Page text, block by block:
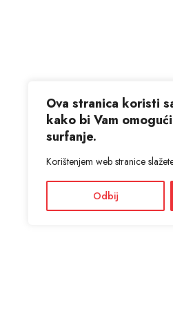
Ova stranica koristi
kako bi Vam
surfanje.
Korištenjem web stranice
Odbij